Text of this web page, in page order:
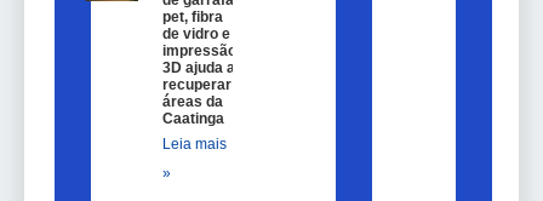
pet, fibra
de vidro e
impressão
3D ajuda a
recuperar
áreas da
Caatinga
Leia mais
»